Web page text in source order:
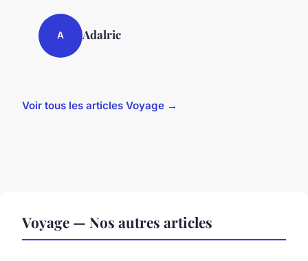
A Adalric
Voir tous les articles Voyage →
Voyage — Nos autres articles